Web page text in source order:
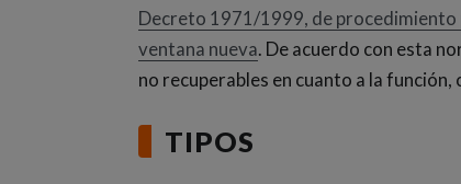
Decreto 1971/1999, de procedimiento
ventana nueva (Abre en nueva ventana)
. De acuerdo con esta
no recuperables en cuanto a la
TIPOS